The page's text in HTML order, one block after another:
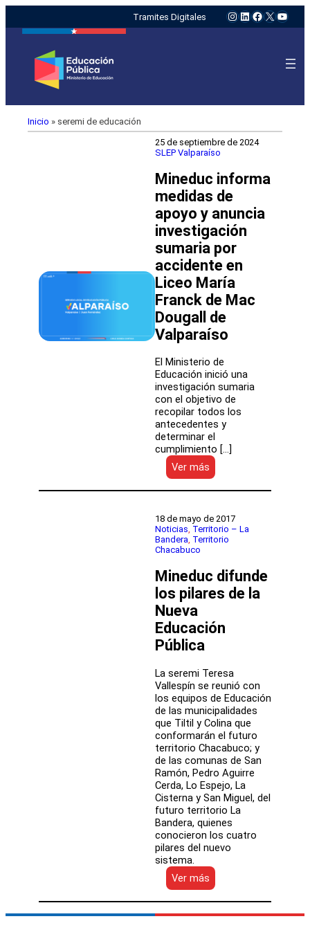
Tramites Digitales Instagram
LinkedIn
Facebook
X
Inicio » seremi de educación
25 de septiembre de 2024
SLEP Valparaíso
Mineduc informa
medidas de
apoyo y anuncia
investigación
sumaria por
accidente en
Liceo María
Franck de Mac
Dougall de
Valparaíso
El Ministerio de
Educación inició una
investigación sumaria
con el objetivo de
recopilar todos los
antecedentes y
determinar el
cumplimiento […]
Ver más
Mineduc
informa
de
apoyo
y
sumaria
por
Liceo
Mac
Dougall
de
Valparaíso
18 de mayo de 2017
Noticias, Territorio – La
Bandera, Territorio
Chacabuco
Mineduc difunde
los pilares de la
Nueva
Educación
Pública
La seremi Teresa
Vallespín se reunió con
los equipos de Educación
de las municipalidades
que Tiltil y Colina que
conformarán el futuro
territorio Chacabuco; y
de las comunas de San
Ramón, Pedro Aguirre
Cerda, Lo Espejo, La
Cisterna y San Miguel, del
futuro territorio La
Bandera, quienes
conocieron los cuatro
pilares del nuevo
sistema.
Ver más
Mineduc
difunde
los